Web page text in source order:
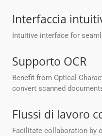
Interfaccia
Intuitive interface for
Supporto OCR
Benefit from Optical
convert scanned
Flussi di lavoro
Facilitate collaboration by